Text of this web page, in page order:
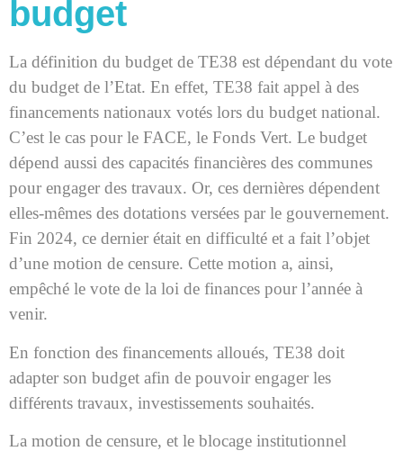
budget
La définition du budget de TE38 est dépendant du vote
du budget de l’Etat. En effet, TE38 fait appel à des
financements nationaux votés lors du budget national.
C’est le cas pour le FACE, le Fonds Vert. Le budget
dépend aussi des capacités financières des communes
pour engager des travaux. Or, ces dernières dépendent
elles-mêmes des dotations versées par le gouvernement.
Fin 2024, ce dernier était en difficulté et a fait l’objet
d’une motion de censure. Cette motion a, ainsi,
empêché le vote de la loi de finances pour l’année à
venir.
En fonction des financements alloués, TE38 doit
adapter son budget afin de pouvoir engager les
différents travaux, investissements souhaités.
La motion de censure, et le blocage institutionnel